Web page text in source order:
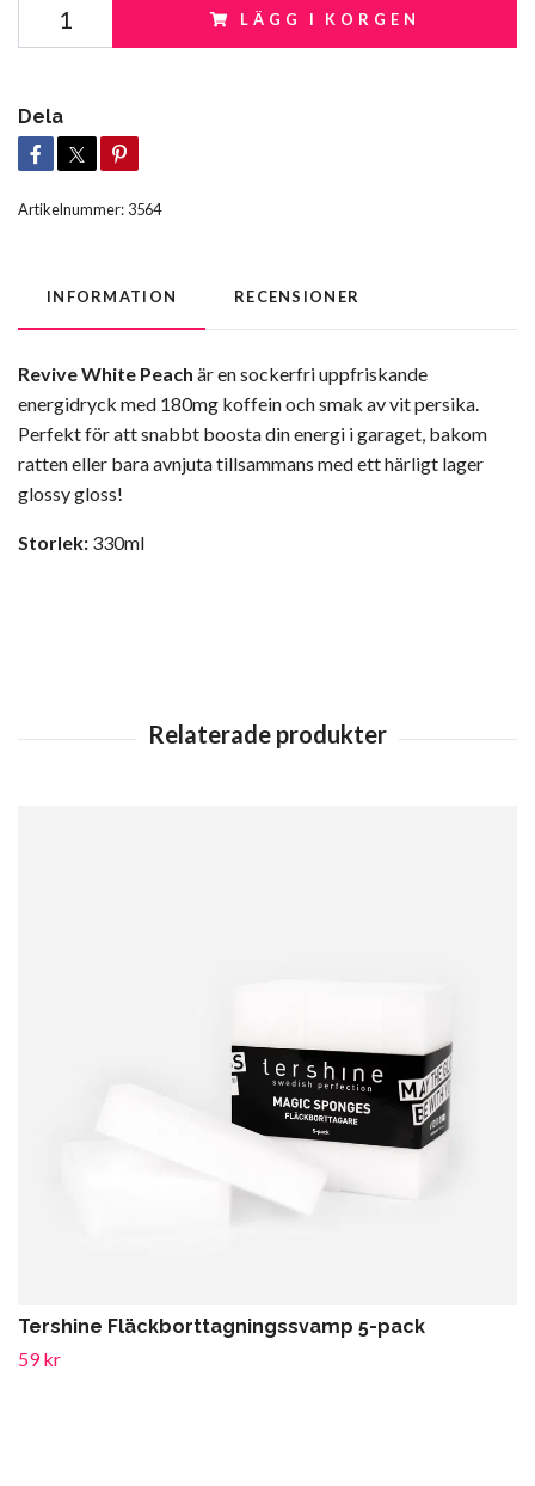
LÄGG I KORGEN
Dela
Artikelnummer: 3564
INFORMATION RECENSIONER
Revive White Peach är en sockerfri uppfriskande
energidryck med 180mg koffein och smak av vit persika.
Perfekt för att snabbt boosta din energi i garaget, bakom
ratten eller bara avnjuta tillsammans med ett härligt lager
glossy gloss!
Storlek: 330ml
Tershine Fläckborttagningssvamp 5-pack
59 kr